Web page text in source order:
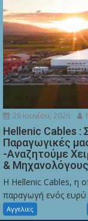
29 Ιουνίου, 2026
Hellenic Cables :
Παραγωγικές
-Αναζητούμε
& Μηχανολόγους
Η Hellenic Cables, η
παραγωγή ενός
Αγγελιες